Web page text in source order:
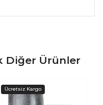
Diğer Ürünler